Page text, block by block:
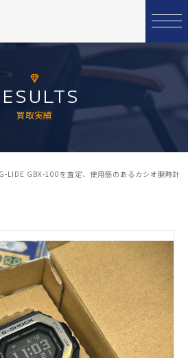
買取実績
LIDE GBX-100を査定、使用感のあるカシオ腕時計